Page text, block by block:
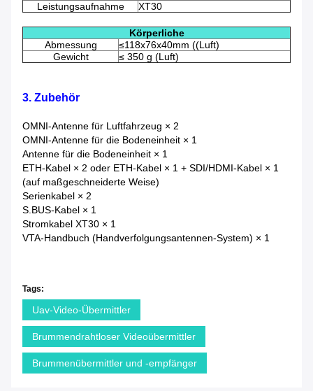
Leistungsaufnahme
XT30
Körperliche
Abmessung
≤118x76x40mm ((Luft)
Gewicht
≤ 350 g (Luft)
3. Zubehör
OMNI-Antenne für Luftfahrzeug × 2
OMNI-Antenne für die Bodeneinheit × 1
Antenne für die Bodeneinheit × 1
ETH-Kabel × 2 oder ETH-Kabel × 1 + SDI/HDMI-Kabel × 1
(auf maßgeschneiderte Weise)
Serienkabel × 2
S.BUS-Kabel × 1
Stromkabel XT30 × 1
VTA-Handbuch (Handverfolgungsantennen-System) × 1
Tags:
Uav-Video-Übermittler
Brummendrahtloser Videoübermittler
Brummenübermittler und -empfänger